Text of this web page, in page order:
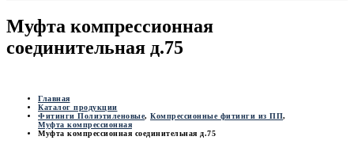
Муфта компрессионная
соединительная д.75
Главная
Каталог продукции
Фитинги Полиэтиленовые, Компрессионные фитинги из ПП,
Муфта компрессионная
Муфта компрессионная соединительная д.75